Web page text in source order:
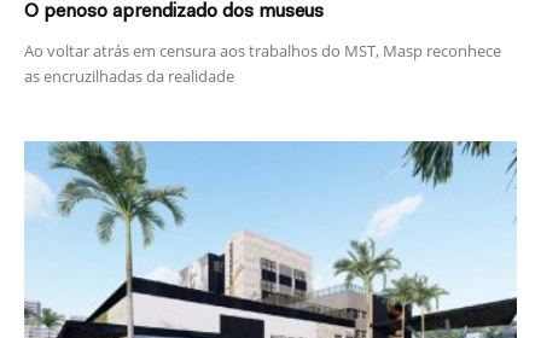
O penoso aprendizado dos museus
Ao voltar atrás em censura aos trabalhos do MST, Masp reconhece
as encruzilhadas da realidade